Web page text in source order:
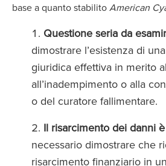
base a quanto stabilitoAmerican
Questione seria da
dimostrare l’esistenza di
giuridica effettiva in merito
all’inadempimento o alla
o del curatore fallimentare.
Il risarcimento dei danni
necessario dimostrare che
risarcimento finanziario in